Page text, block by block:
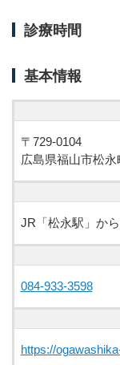
診療時間
基本情報
〒729-0104
広島県福山市松永
JR「松永駅」か
084-933-3598
https://